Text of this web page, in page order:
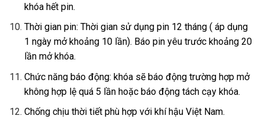
khóa hết pin.
Thời gian pin: Thời gian sử dụng pin 12 tháng ( áp dụng
1 ngày mở khoảng 10 lần). Báo pin yêu trước khoảng 20
lần mở khóa.
Chức năng báo động: khóa sẽ báo động trường hợp mở
không hợp lệ quá 5 lần hoặc báo động tách cạy khóa.
Chống chịu thời tiết phù hợp với khí hậu Việt Nam.